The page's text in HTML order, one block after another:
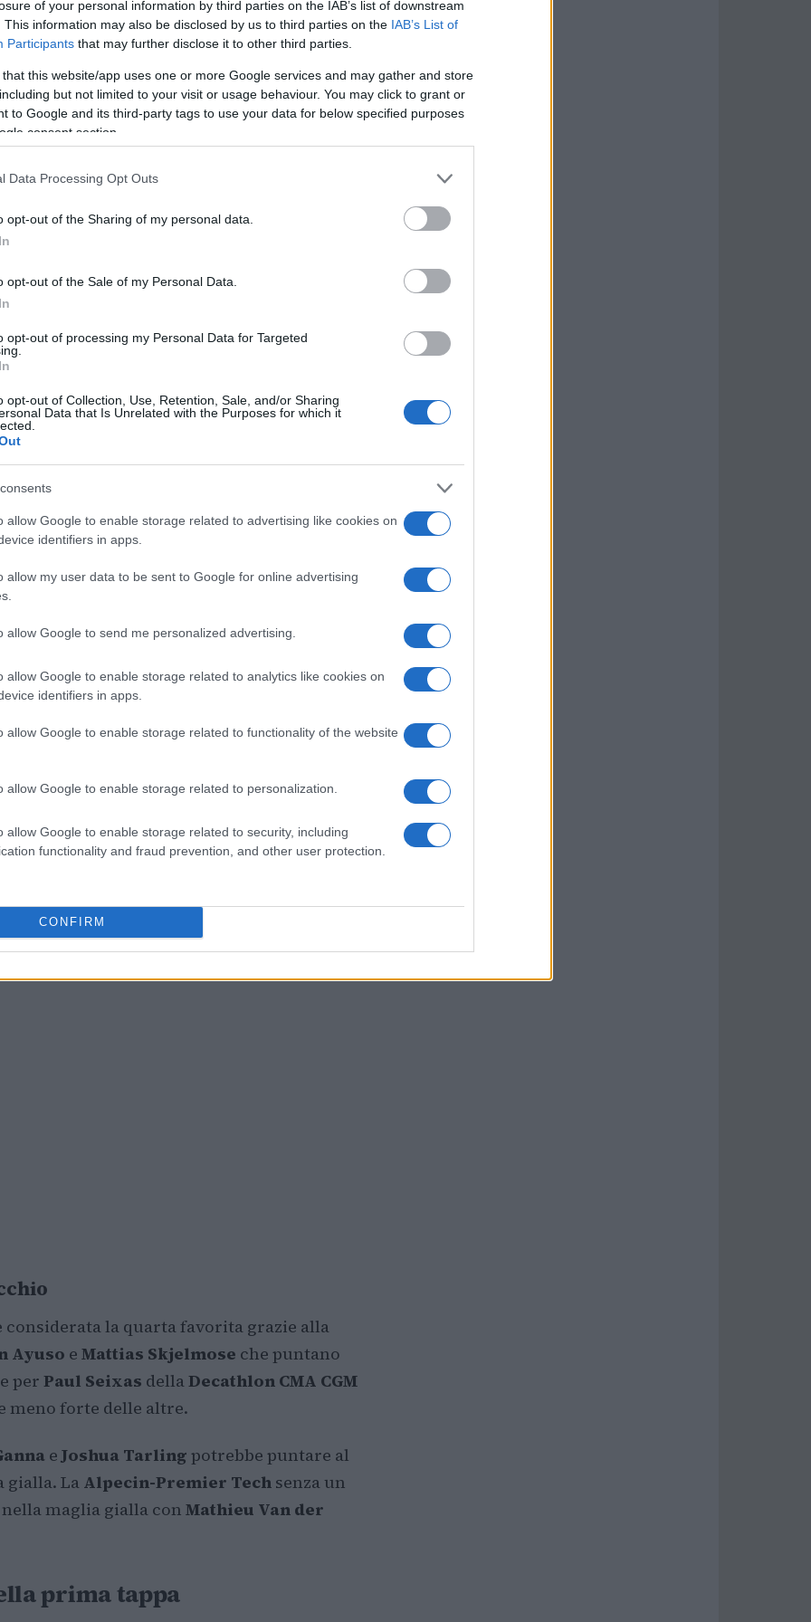
of your personal information by third parties on the IAB’s list of downstream
This information may also be disclosed by us to third parties on the IAB’s List of
Participants that may further disclose it to other third parties.
that this website/app uses one or more Google services and may gather and store
but not limited to your visit or usage behaviour. You may click to grant or
to Google and its third-party tags to use your data for below specified purposes
consent section.
Data Processing Opt Outs
opt-out of the Sharing of my personal data.
opt-out of the Sale of my Personal Data.
opt-out of processing my Personal Data for Targeted
opt-out of Collection, Use, Retention, Sale, and/or Sharing
Data that Is Unrelated with the Purposes for which it
allow Google to enable storage related to advertising like cookies on
identifiers in apps.
allow my user data to be sent to Google for online advertising
allow Google to send me personalized advertising.
allow Google to enable storage related to analytics like cookies on
identifiers in apps.
allow Google to enable storage related to functionality of the website
allow Google to enable storage related to personalization.
allow Google to enable storage related to security, including
functionality and fraud prevention, and other user protection.
CONFIRM
per la maggior parte, con i primi
9 kmpresentano solo6 curvead angolo
Avvicinandosi alMontjuicil tracciato
i corridori girano intorno ad esso,
strappo di
della prima tappa
non è semplice. Le squadre
con l’obiettivo di far arrivare il proprio
possibile. Il finale in salita potrebbe
ai passisti di abbandonare i capitani a
che gli specialisti di salita diano il meglio
UAE Team Emirates-XRGdiTadej
Lipowitz. Questi tre capitani non
anche corridori in grado di vincere
la quarta favorita grazie alla
Ayuso e Mattias Skjelmose che puntano
per Paul Seixas dellaDecathlon CMA CGM
meno forte delle altre.
eJoshua Tarling potrebbe puntare al
gialla. La Alpecin-Premier Tech senza un
maglia gialla con Mathieu Van der
prima tappa